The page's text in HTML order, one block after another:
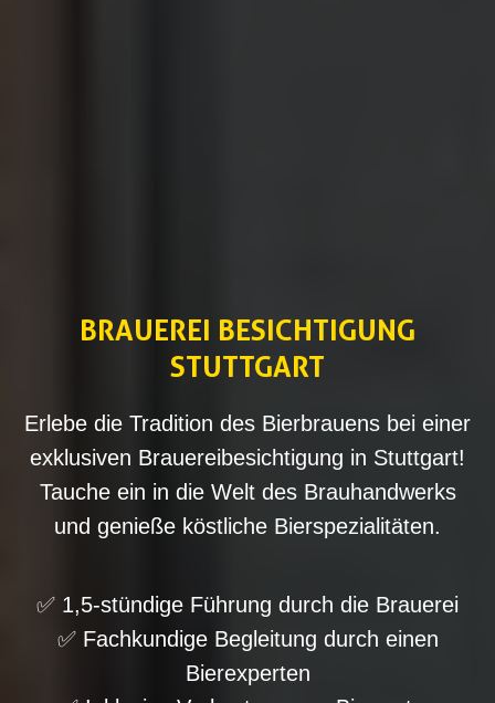
BRAUEREI BESICHTIGUNG
STUTTGART
Erlebe die Tradition des Bierbrauens bei einer
exklusiven Brauereibesichtigung in Stuttgart!
Tauche ein in die Welt des Brauhandwerks
und genieße köstliche Bierspezialitäten.
✅ 1,5-stündige Führung durch die Brauerei
✅ Fachkundige Begleitung durch einen
Bierexperten